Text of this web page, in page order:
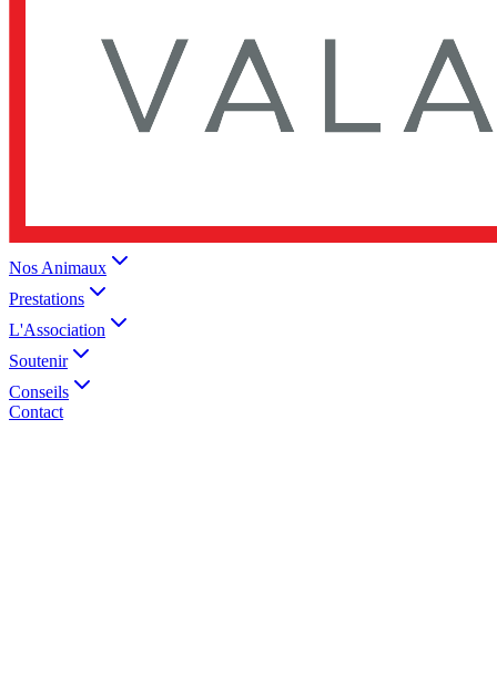
Nos Animaux
Prestations
L'Association
Soutenir
Conseils
Contact